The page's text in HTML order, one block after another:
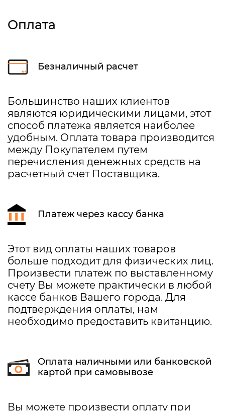
Оплата
Безналичный расчет
Большинство наших клиентов
являются юридическими лицами, этот
способ платежа является наиболее
удобным. Оплата товара производится
между Покупателем путем
перечисления денежных средств на
расчетный счет Поставщика.
Платеж через кассу банка
Этот вид оплаты наших товаров
больше подходит для физических лиц.
Произвести платеж по выставленному
счету Вы можете практически в любой
кассе банков Вашего города. Для
подтверждения оплаты, нам
необходимо предоставить квитанцию.
Оплата наличными или банковской
картой при самовывозе
Вы можете произвести оплату при